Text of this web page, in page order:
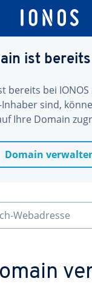
ist
bereits bei
sind,
Ihre Domain
Domain
Webadresse